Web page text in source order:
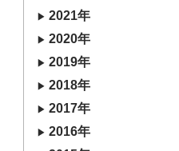
2021年
2020年
2019年
2018年
2017年
2016年